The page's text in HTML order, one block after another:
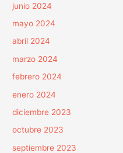
junio 2024
mayo 2024
abril 2024
marzo 2024
febrero 2024
enero 2024
diciembre 2023
octubre 2023
septiembre 2023